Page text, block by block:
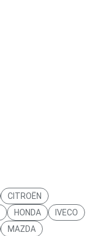
CITROËN
HONDA
IVECO
MAZDA